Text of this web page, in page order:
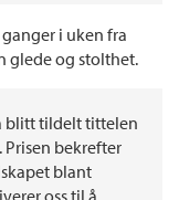
i uken fra
glede og stolthet.
blitt tildelt tittelen
Prisen bekrefter
blant